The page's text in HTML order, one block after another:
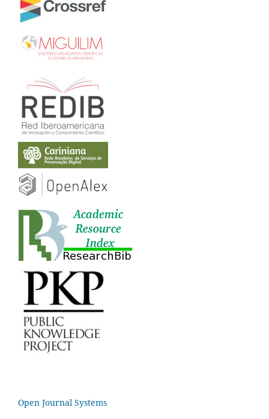
Open Journal Systems